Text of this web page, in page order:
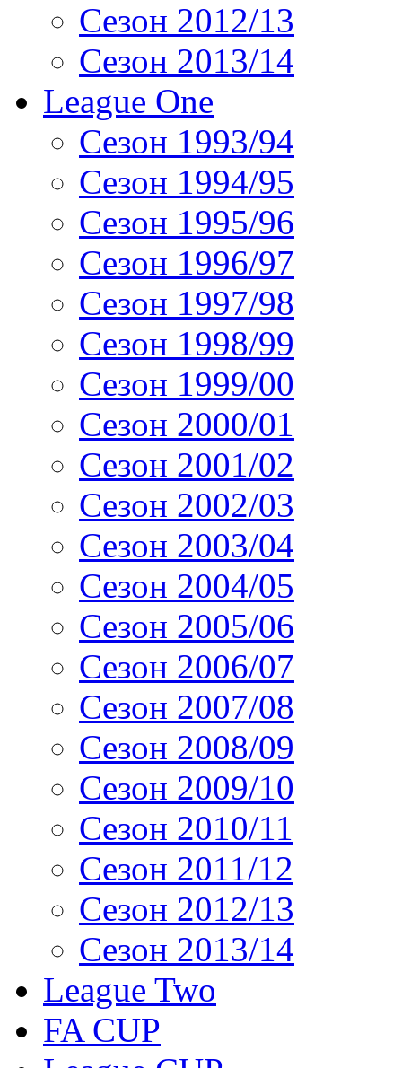
Сезон 2012/13
Сезон 2013/14
League One
Сезон 1993/94
Сезон 1994/95
Сезон 1995/96
Сезон 1996/97
Сезон 1997/98
Сезон 1998/99
Сезон 1999/00
Сезон 2000/01
Сезон 2001/02
Сезон 2002/03
Сезон 2003/04
Сезон 2004/05
Сезон 2005/06
Сезон 2006/07
Сезон 2007/08
Сезон 2008/09
Сезон 2009/10
Сезон 2010/11
Сезон 2011/12
Сезон 2012/13
Сезон 2013/14
League Two
FA CUP